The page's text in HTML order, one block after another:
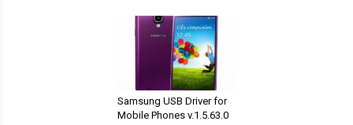
Samsung USB Driver for
Mobile Phones v.1.5.63.0